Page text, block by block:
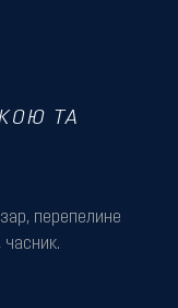
перепелине
часник.
ТА